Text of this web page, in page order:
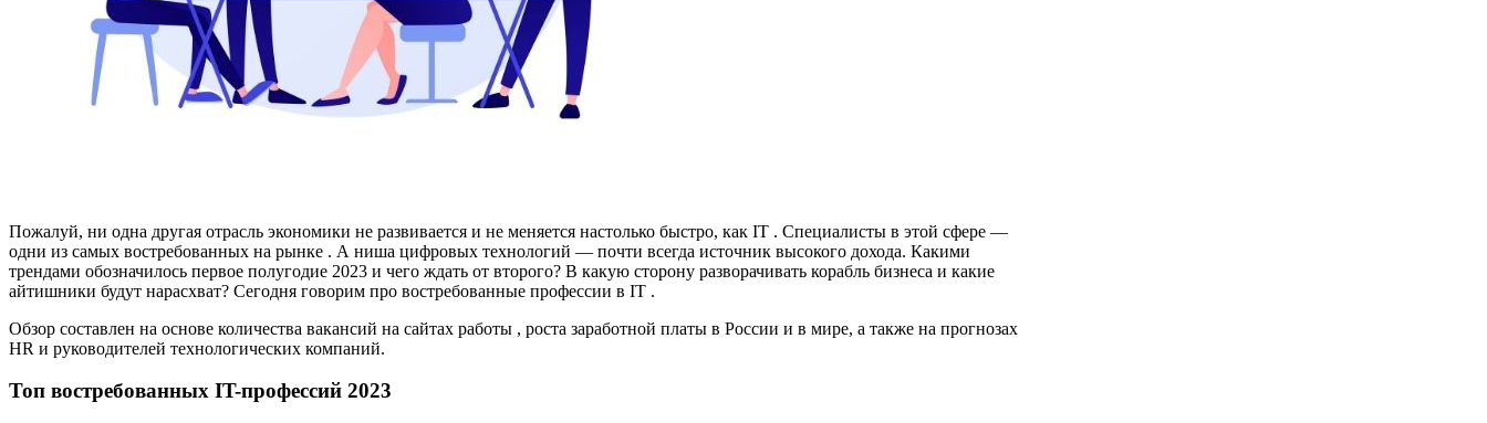
Пожалуй, ни одна другая отрасль экономики не развивается и не меняется настолько быстро, как IT . Специалисты в этой сфере —
одни из самых востребованных на рынке . А ниша цифровых технологий — почти всегда источник высокого дохода. Какими
трендами обозначилось первое полугодие 2023 и чего ждать от второго? В какую сторону разворачивать корабль бизнеса и какие
айтишники будут нарасхват? Сегодня говорим про востребованные профессии в IT .
Обзор составлен на основе количества вакансий на сайтах работы , роста заработной платы в России и в мире, а также на прогнозах
HR и руководителей технологических компаний.
Топ востребованных IT-профессий 2023